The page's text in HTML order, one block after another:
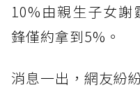
10%由親生子女謝
鋒僅約拿到5%。
消息一出，網友紛